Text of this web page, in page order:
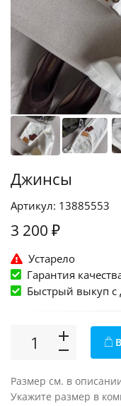
Джинсы
Артикул: 13885553
3 200 ₽
Устарело
Гарантия
Быстрый выкуп c
Размер см. в
Укажите размер в